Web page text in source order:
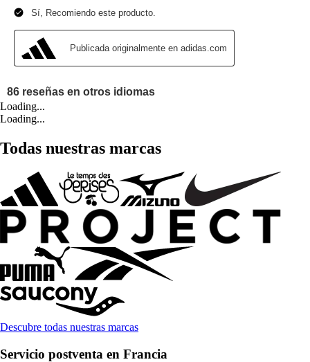
Loading...
Loading...
Todas nuestras marcas
Descubre todas nuestras marcas
Servicio postventa en Francia